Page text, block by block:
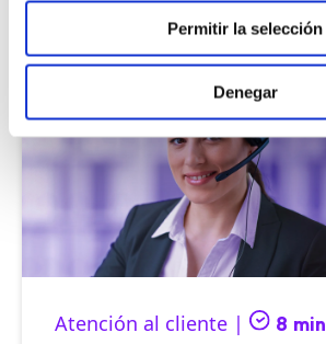
Permitir la selección
Denegar
Atención al cliente | 8 min